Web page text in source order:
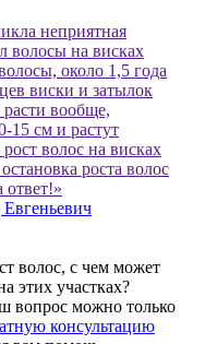
неприятная
волосы на висках
около 1,5 года
виски и затылок
расти вообще,
15 см и растут
волос на висках
роста волос
ответ!»
волос, с чем может
этих участках?
вопрос можно только
консультацию